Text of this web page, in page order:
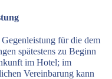
für die dem
spätestens zu Beginn
im Hotel; im
Vereinbarung kann